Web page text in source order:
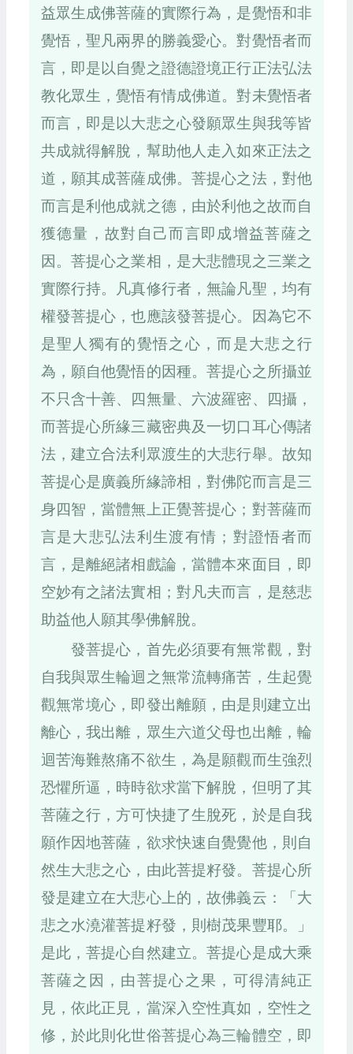
益眾生成佛菩薩的實際行為，是覺悟和非
覺悟，聖凡兩界的勝義愛心。對覺悟者而
言，即是以自覺之證德證境正行正法弘法
教化眾生，覺悟有情成佛道。對未覺悟者
而言，即是以大悲之心發願眾生與我等皆
共成就得解脫，幫助他人走入如來正法之
道，願其成菩薩成佛。菩提心之法，對他
而言是利他成就之德，由於利他之故而自
獲德量，故對自己而言即成增益菩薩之
因。菩提心之業相，是大悲體現之三業之
實際行持。凡真修行者，無論凡聖，均有
權發菩提心，也應該發菩提心。因為它不
是聖人獨有的覺悟之心，而是大悲之行
為，願自他覺悟的因種。菩提心之所攝並
不只含十善、四無量、六波羅密、四攝，
而菩提心所緣三藏密典及一切口耳心傳諸
法，建立合法利眾渡生的大悲行舉。故知
菩提心是廣義所緣諦相，對佛陀而言是三
身四智，當體無上正覺菩提心；對菩薩而
言是大悲弘法利生渡有情；對證悟者而
言，是離絕諸相戲論，當體本來面目，即
空妙有之諸法實相；對凡夫而言，是慈悲
助益他人願其學佛解脫。
發菩提心，首先必須要有無常觀，對
自我與眾生輪迴之無常流轉痛苦，生起覺
觀無常境心，即發出離願，由是則建立出
離心，我出離，眾生六道父母也出離，輪
迴苦海難熬痛不欲生，為是願觀而生強烈
恐懼所逼，時時欲求當下解脫，但明了其
菩薩之行，方可快捷了生脫死，於是自我
願作因地菩薩，欲求快速自覺覺他，則自
然生大悲之心，由此菩提籽發。菩提心所
發是建立在大悲心上的，故佛義云：「大
悲之水澆灌菩提籽發，則樹茂果豐耶。」
是此，菩提心自然建立。菩提心是成大乘
菩薩之因，由菩提心之果，可得清純正
見，依此正見，當深入空性真如，空性之
修，於此則化世俗菩提心為三輪體空，即